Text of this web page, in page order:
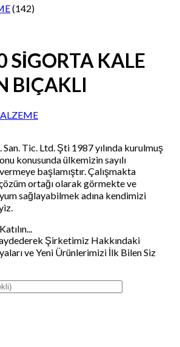
(142)
SİGORTA KALE
BIÇAKLI
Tic. Ltd. Şti 1987 yılında kurulmuş
konusunda ülkemizin sayılı
başlamıştır. Çalışmakta
ortağı olarak görmekte ve
sağlayabilmek adına kendimizi
Şirketimiz Hakkındaki
ve Yeni Ürünlerimizi İlk Bilen Siz